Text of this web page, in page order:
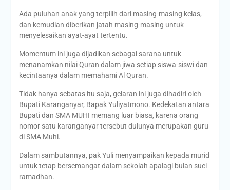
Ada puluhan anak yang terpilih dari masing-masing kelas,
dan kemudian diberikan jatah masing-masing untuk
menyelesaikan ayat-ayat tertentu.
Momentum ini juga dijadikan sebagai sarana untuk
menanamkan nilai Quran dalam jiwa setiap siswa-siswi dan
kecintaanya dalam memahami Al Quran.
Tidak hanya sebatas itu saja, gelaran ini juga dihadiri oleh
Bupati Karanganyar, Bapak Yuliyatmono. Kedekatan antara
Bupati dan SMA MUHI memang luar biasa, karena orang
nomor satu karanganyar tersebut dulunya merupakan guru
di SMA Muhi.
Dalam sambutannya, pak Yuli menyampaikan kepada murid
untuk tetap bersemangat dalam sekolah apalagi bulan suci
ramadhan.